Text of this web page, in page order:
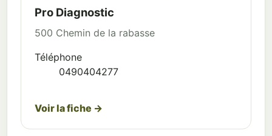
Pro Diagnostic
500 Chemin de la rabasse
Téléphone
0490404277
Voir la fiche →